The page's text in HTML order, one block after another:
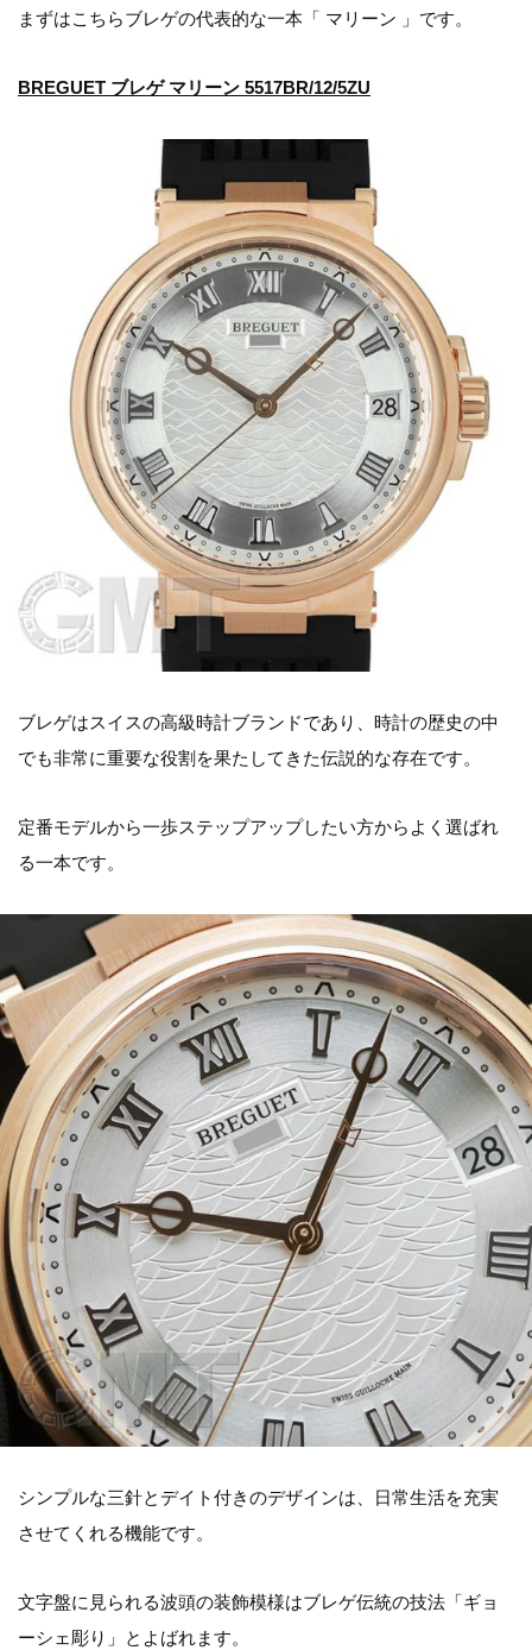
まずはこちらブレゲの代表的な一本「 マリーン 」です。
BREGUET ブレゲ マリーン 5517BR/12/5ZU
ブレゲはスイスの高級時計ブランドであり、時計の歴史の中
でも非常に重要な役割を果たしてきた伝説的な存在です。
定番モデルから一歩ステップアップしたい方からよく選ばれ
る一本です。
シンプルな三針とデイト付きのデザインは、日常生活を充実
させてくれる機能です。
文字盤に見られる波頭の装飾模様はブレゲ伝統の技法「ギョ
ーシェ彫り」とよばれます。